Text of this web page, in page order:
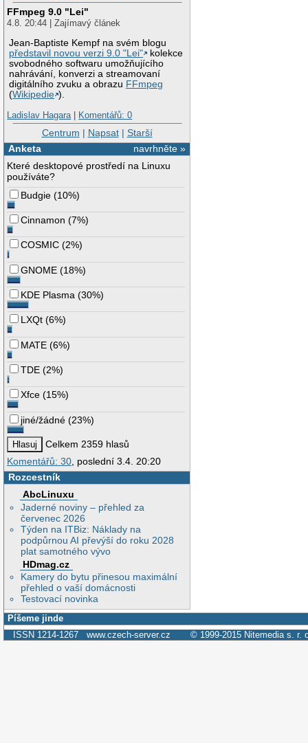
FFmpeg 9.0 "Lei"
4.8. 20:44 | Zajímavý článek
Jean-Baptiste Kempf na svém blogu
představil novou verzi 9.0 "Lei"
kolekce
svobodného softwaru umožňujícího
nahrávání, konverzi a streamovaní
digitálního zvuku a obrazu FFmpeg
(Wikipedie ).
Ladislav Hagara | Komentářů: 0
Centrum | Napsat| Starší
navrhněte »
Anketa
Které desktopové prostředí na Linuxu
používáte?
Budgie (10%)
Cinnamon (7%)
COSMIC (2%)
GNOME (18%)
KDE Plasma (30%)
LXQt (6%)
MATE (6%)
TDE (2%)
Xfce (15%)
jiné/žádné (23%)
Celkem 2359 hlasů
Komentářů: 30, poslední 3.4. 20:20
Rozcestník
AbcLinuxu
Jaderné noviny – přehled za
červenec 2026
Týden na ITBiz: Náklady na
podpůrnou AI převýší do roku 2028
plat samotného vývo
HDmag.cz
Kamery do bytu přinesou maximální
přehled o vaší domácnosti
Testovací novinka
Píšeme jinde
ISSN 1214-1267 www.czech-server.cz © 1999-2015 Nitemedia s. r.